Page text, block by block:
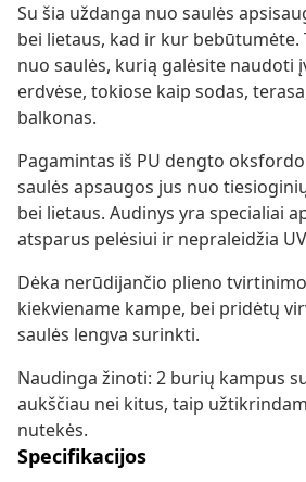
Su šia uždanga nuo saulės
bei lietaus, kad ir kur bebūtumėte.
nuo saulės, kurią galėsite naudoti
erdvėse, tokiose kaip sodas,
balkonas.
Pagamintas iš PU dengto
saulės apsaugos jus nuo
bei lietaus. Audinys yra specialiai
atsparus pelėsiui ir nepraleidžia
Dėka nerūdijančio plieno
kiekviename kampe, bei pridėtų
saulės lengva surinkti.
Naudinga žinoti: 2 burių kampus
aukščiau nei kitus, taip
nutekės.
Specifikacijos